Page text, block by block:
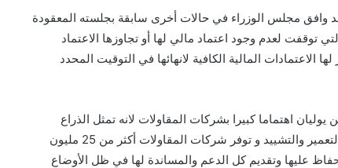
وافق مجلس الوزراء في حالات أخرى سابقة بجلسته المعقودة
للمشروعات التي توقفت لعدم وجود اعتماد مالي لها أو تجاوزها الاعتماد
لها الاعتمادات المالية الكافية لانهائها في التوقيت المحدد
يوليان اهتماما كبيرا بشركات المقاولات لانه تمثل الذراع
الكبرى في تنفيذ مشروعات وخطط الدولة في التعمير والتشييد و توفر شركات المقاولات أكثر من 25 مليون
عليها وتقديم كل الدعم والمساندة لها في ظل الأوضاع